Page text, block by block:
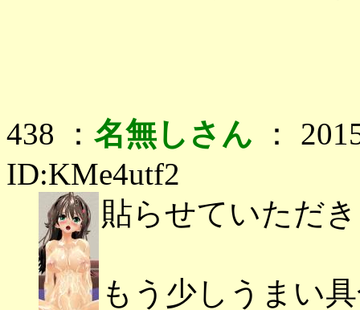
438 ： 名無しさん ：
ID:KMe4utf2
貼らせていただ
もう少しうまい